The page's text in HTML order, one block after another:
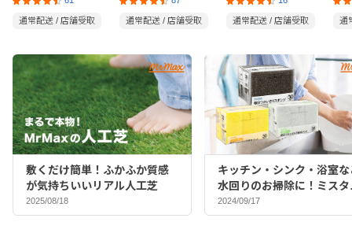
通常配送 / 店舗受取 通常配送 / 店舗受取 通常配送 / 店舗受取 通
敷くだけ簡単！ふかふか質感
が気持ちいいリアル人工芝
2025/08/18
キッチン・シンク・浴室な
水回りのお掃除に！ミスタ
マックスバイヤーおすすめ
ポンジ♪
2024/09/17